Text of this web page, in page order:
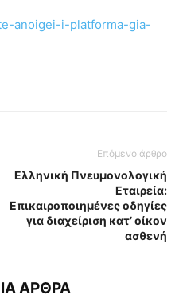
anoigei-i-platforma-gia-
Επόμενο άρθρο
Ελληνική Πνευμονολογική
Εταιρεία:
Επικαιροποιημένες οδηγίες
για διαχείριση κατ’ οίκον
ασθενή
ΑΡΘΡΑ